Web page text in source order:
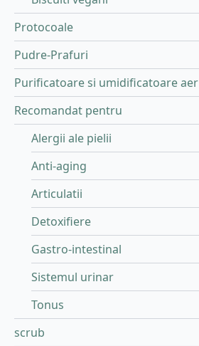
Protocoale
Pudre-Prafuri
Purificatoare si umidificatoare aer
Recomandat pentru
Alergii ale pielii
Anti-aging
Articulatii
Detoxifiere
Gastro-intestinal
Sistemul urinar
Tonus
scrub